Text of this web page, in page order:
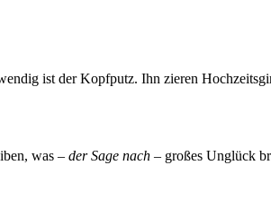
ist der Kopfputz. Ihn zieren
was – der Sage nach – großes Unglück